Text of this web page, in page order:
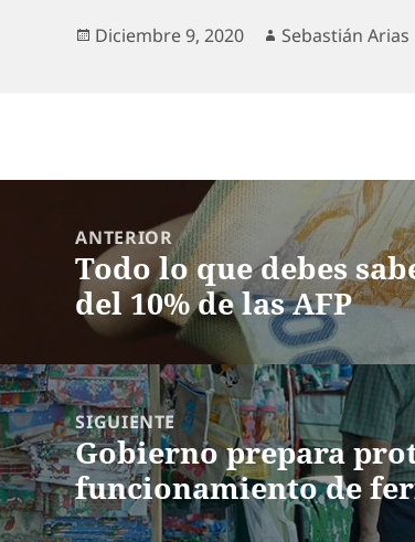
Publicado
Diciembre 9, 2020 Autor
Sebastián Arias
entradas
ANTERIOR
Entrada
anterior:
Todo lo que debes
del 10% de las AFP
SIGUIENTE
Entrada
siguiente:
Gobierno prepara
funcionamiento de